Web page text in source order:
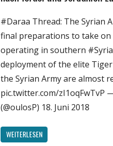
#Daraa Thread: The Syrian
final preparations to take
operating in southern
deployment of the elite
the Syrian Army are almost
pic.twitter.com/zI1oqFwTvP
(@oulosP) 18. Juni 2018
WEITERLESEN